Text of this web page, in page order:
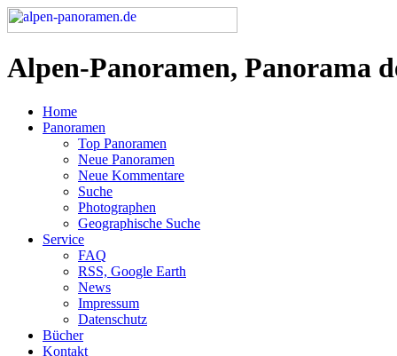
Alpen-Panoramen, Panorama
Home
Panoramen
Top Panoramen
Neue Panoramen
Neue Kommentare
Suche
Photographen
Geographische Suche
Service
FAQ
RSS, Google Earth
News
Impressum
Datenschutz
Bücher
Kontakt